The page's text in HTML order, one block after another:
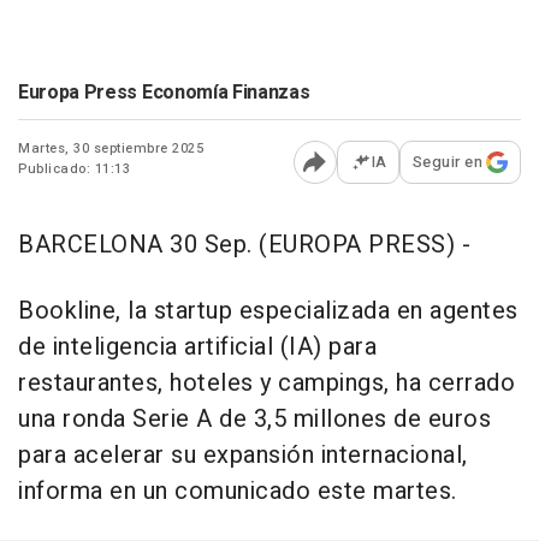
Europa Press Economía Finanzas
Martes, 30 septiembre 2025
Publicado: 11:13
Abrir opciones para
IA Seguir en
BARCELONA 30 Sep. (EUROPA PRESS) -
Bookline, la startup especializada en agentes
de inteligencia artificial (IA) para
restaurantes, hoteles y campings, ha cerrado
una ronda Serie A de 3,5 millones de euros
para acelerar su expansión internacional,
informa en un comunicado este martes.